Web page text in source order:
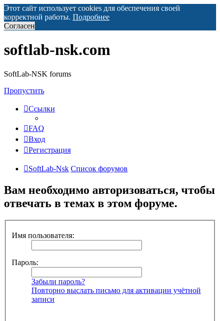
Этот сайт использует cookies для обеспечения своей
корректной работы. Подробнее
Согласен
softlab-nsk.com
SoftLab-NSK forums
Пропустить
Ссылки
FAQ
Вход
Регистрация
SoftLab-Nsk Список форумов
Вам необходимо авторизоваться, чтобы
отвечать в темах в этом форуме.
Имя пользователя:
Пароль:
Забыли пароль?
Повторно выслать письмо для активации учётной
записи